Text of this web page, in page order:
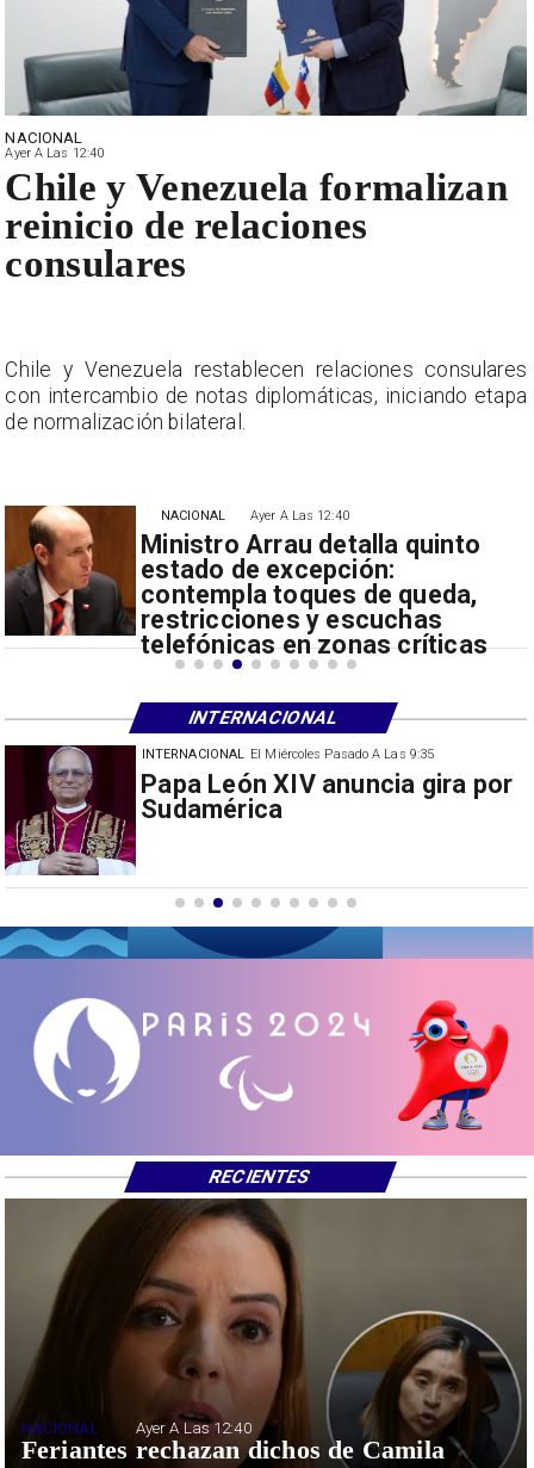
El Miércoles Pasado A Las 9:35
China restringe exportación de
drones a EEUU y sanciona
INTERNACIONAL
Ayer A Las 12:40
Ministro Arrau detalla quinto
estado de excepción:
contempla toques de queda,
restricciones y escuchas
telefónicas en zonas críticas
NACIONAL
NACIONAL
Ayer A Las 12:40
Chile y Venezuela formalizan
reinicio de relaciones
consulares
Chile y Venezuela restablecen relaciones consulares
con intercambio de notas diplomáticas, iniciando etapa
de normalización bilateral.
INTERNACIONAL
Feriantes rechazan dichos de Camila
NACIONAL Ayer A Las 12:40
RECIENTES